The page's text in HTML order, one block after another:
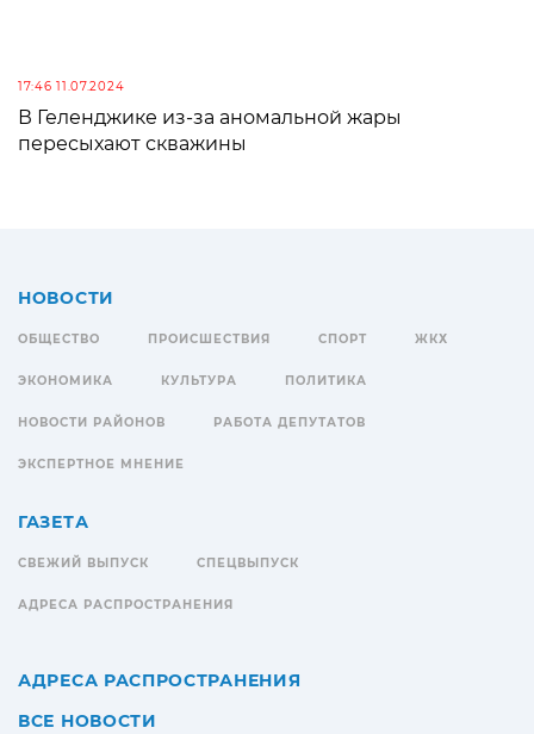
17:46 11.07.2024
В Геленджике из-за аномальной жары
пересыхают скважины
НОВОСТИ
ОБЩЕСТВО ПРОИСШЕСТВИЯ СПОРТ ЖКХ
ЭКОНОМИКА КУЛЬТУРА ПОЛИТИКА
НОВОСТИ РАЙОНОВ РАБОТА ДЕПУТАТОВ
ЭКСПЕРТНОЕ МНЕНИЕ
ГАЗЕТА
СВЕЖИЙ ВЫПУСК СПЕЦВЫПУСК
АДРЕСА РАСПРОСТРАНЕНИЯ
АДРЕСА РАСПРОСТРАНЕНИЯ
ВСЕ НОВОСТИ